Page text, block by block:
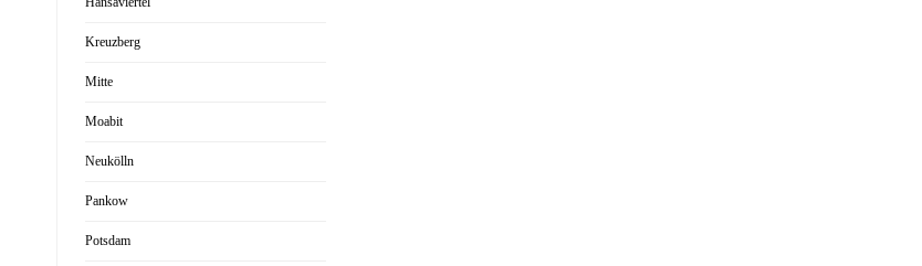
Kreuzberg
Mitte
Moabit
Neukölln
Pankow
Potsdam